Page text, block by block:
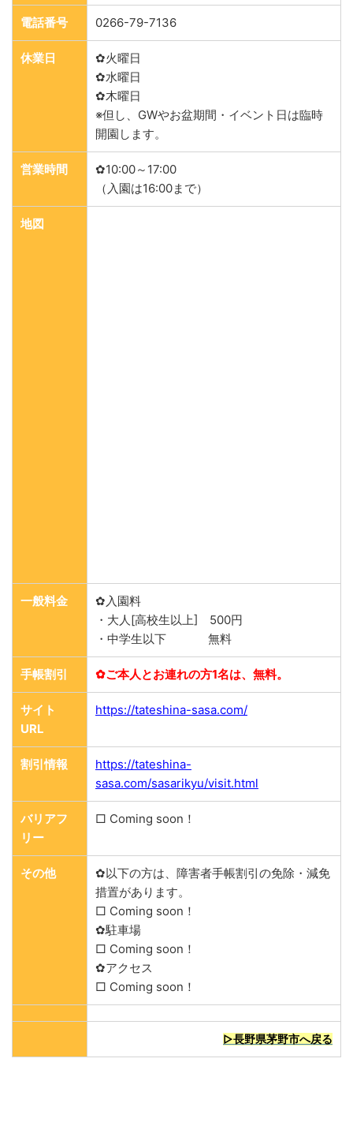
電話番号 0266-79-7136
休業日
✿火曜日
✿水曜日
✿木曜日
※但し、GWやお盆期間・イベント日は臨時
開園します。
営業時間
✿10:00～17:00
（入園は16:00まで）
地図
一般料金
✿入園料
・大人[高校生以上] 500円
・中学生以下 無料
手帳割引 ✿ご本人とお連れの方1名は、無料。
サイト
URL
https://tateshina-sasa.com/
割引情報
https://tateshina-
sasa.com/sasarikyu/visit.html
バリアフ
リー
□ Coming soon！
その他
✿以下の方は、障害者手帳割引の免除・減免
措置があります。
□ Coming soon！
✿駐車場
□ Coming soon！
✿アクセス
□ Coming soon！
▷長野県茅野市へ戻る